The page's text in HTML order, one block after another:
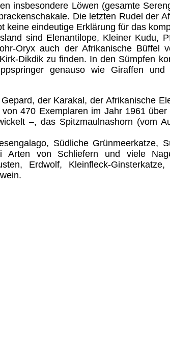
insbesondere Löwen (gesamte
Die letzten Rudel der
eindeutige Erklärung für das
sind Elenantilope, Kleiner Kudu,
Oryx auch der Afrikanische Büffel
Dikdik zu finden. In den Sümpfen
genauso wie Giraffen
der Karakal, der Afrikanische
470 Exemplaren im Jahr 1961
–, das Spitzmaulnashorn (vom
Südliche Grünmeerkatze,
Arten von Schliefern und viele
Erdwolf, Kleinfleck-Ginsterkatze,